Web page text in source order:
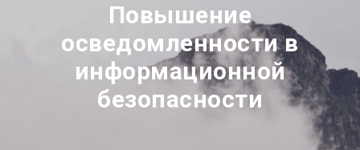
Повышение
осведомленности в
информационной
безопасности